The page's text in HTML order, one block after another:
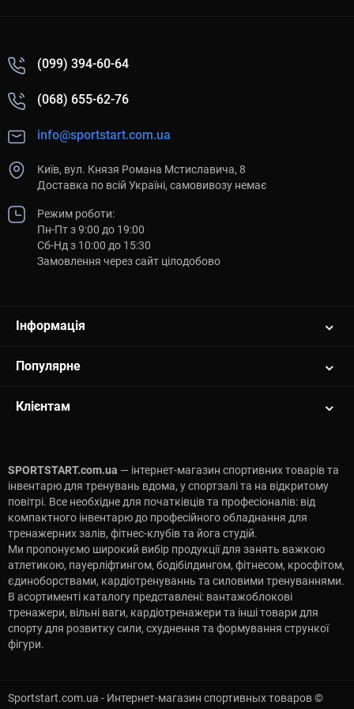
(099) 394-60-64
(068) 655-62-76
info@sportstart.com.ua
Київ, вул. Князя Романа Мстиславича, 8
Доставка по всій Україні, самовивозу немає
Режим роботи:
Пн-Пт з 9:00 до 19:00
Сб-Нд з 10:00 до 15:30
Замовлення через сайт цілодобово
Інформація
Популярне
Клієнтам
SPORTSTART.com.ua — інтернет-магазин спортивних товарів та
інвентарю для тренувань вдома, у спортзалі та на відкритому
повітрі. Все необхідне для початківців та професіоналів: від
компактного інвентарю до професійного обладнання для
тренажерних залів, фітнес-клубів та йога студій.
Ми пропонуємо широкий вибір продукції для занять важкою
атлетикою, пауерліфтингом, бодібілдингом, фітнесом, кросфітом,
єдиноборствами, кардіотренуваннь та силовими тренуваннями.
В асортименті каталогу представлені: вантажоблокові
тренажери, вільні ваги, кардіотренажери та інші товари для
спорту для розвитку сили, схуднення та формування стрункої
фігури.
Sportstart.com.ua - Интернет-магазин спортивных товаров ©